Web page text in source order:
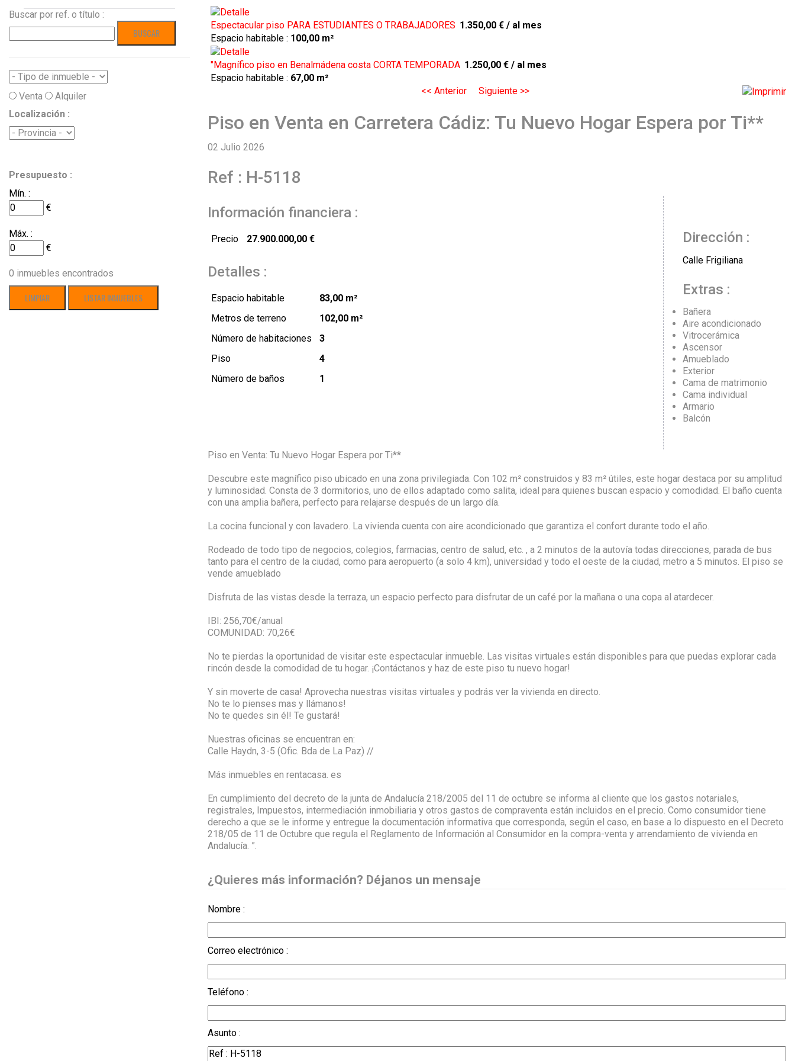
Buscar por ref. o título :
Venta
Alquiler
Localización :
Presupuesto :
Mín. :
€
Máx. :
€
0 inmuebles encontrados
Espectacular piso PARA ESTUDIANTES O TRABAJADORES 1.350,00 € / al mes
Espacio habitable : 100,00 m²
"Magnífico piso en Benalmádena costa CORTA TEMPORADA 1.250,00 € / al mes
Espacio habitable : 67,00 m²
<< Anterior
Siguiente >>
Piso en Venta en Carretera Cádiz: Tu Nuevo Hogar Espera por Ti**
02 Julio 2026
Ref : H-5118
Dirección :
Calle Frigiliana
Extras :
Bañera
Aire acondicionado
Vitrocerámica
Ascensor
Amueblado
Exterior
Cama de matrimonio
Cama individual
Armario
Balcón
Información financiera :
Precio 27.900.000,00 €
Detalles :
Espacio habitable
83,00 m²
Metros de terreno
102,00 m²
Número de habitaciones
3
Piso
4
Número de baños
1
Piso en Venta: Tu Nuevo Hogar Espera por Ti**
Descubre este magnífico piso ubicado en una zona privilegiada. Con 102 m² construidos y 83 m² útiles, este hogar destaca por su amplitud
y luminosidad. Consta de 3 dormitorios, uno de ellos adaptado como salita, ideal para quienes buscan espacio y comodidad. El baño cuenta
con una amplia bañera, perfecto para relajarse después de un largo día.
La cocina funcional y con lavadero. La vivienda cuenta con aire acondicionado que garantiza el confort durante todo el año.
Rodeado de todo tipo de negocios, colegios, farmacias, centro de salud, etc. , a 2 minutos de la autovía todas direcciones, parada de bus
tanto para el centro de la ciudad, como para aeropuerto (a solo 4 km), universidad y todo el oeste de la ciudad, metro a 5 minutos. El piso se
vende amueblado
Disfruta de las vistas desde la terraza, un espacio perfecto para disfrutar de un café por la mañana o una copa al atardecer.
IBI: 256,70€/anual
COMUNIDAD: 70,26€
No te pierdas la oportunidad de visitar este espectacular inmueble. Las visitas virtuales están disponibles para que puedas explorar cada
rincón desde la comodidad de tu hogar. ¡Contáctanos y haz de este piso tu nuevo hogar!
Y sin moverte de casa! Aprovecha nuestras visitas virtuales y podrás ver la vivienda en directo.
No te lo pienses mas y llámanos!
No te quedes sin él! Te gustará!
Nuestras oficinas se encuentran en:
Calle Haydn, 3-5 (Ofic. Bda de La Paz) //
Más inmuebles en rentacasa. es
En cumplimiento del decreto de la junta de Andalucía 218/2005 del 11 de octubre se informa al cliente que los gastos notariales,
registrales, Impuestos, intermediación inmobiliaria y otros gastos de compraventa están incluidos en el precio. Como consumidor tiene
derecho a que se le informe y entregue la documentación informativa que corresponda, según el caso, en base a lo dispuesto en el Decreto
218/05 de 11 de Octubre que regula el Reglamento de Información al Consumidor en la compra-venta y arrendamiento de vivienda en
Andalucía. ”.
¿Quieres más información? Déjanos un mensaje
Nombre :
Correo electrónico :
Teléfono :
Asunto :